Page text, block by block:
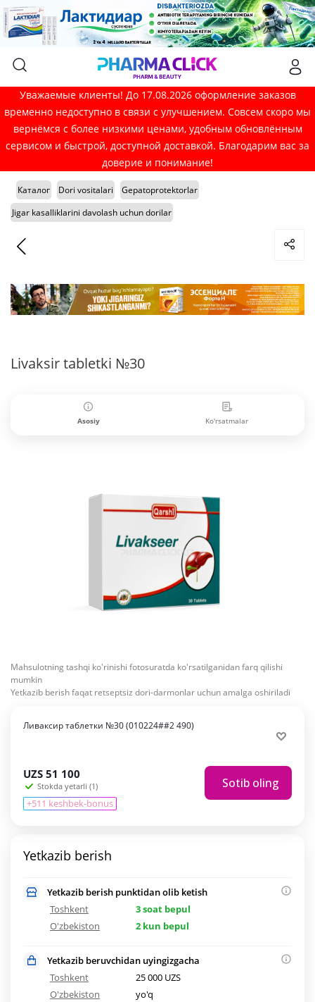
Уважаемые клиенты! До 17.08.2026 оформление заказов
временно недоступно в связи с улучшением. Совсем скоро мы
вернёмся с более низкими ценами, удобным обновлённым
сервисом и быстрой, доступной доставкой. Благодарим вас за
доверие и понимание!
Каталог Dori vositalari
Gepatoprotektorlar
Jigar kasalliklarini davolash uchun dorilar
Livaksir tabletki №30
Asosiy Ko'rsatmalar
Mahsulotning tashqi ko'rinishi fotosuratda ko'rsatilganidan farq qilishi
mumkin
Yetkazib berish faqat retseptsiz dori-darmonlar uchun amalga oshiriladi
Ливаксир таблетки №30 (010224##2 490)
UZS 51 100
Stokda yetarli (1)
+511 keshbek-bonus
Sotib oling
Yetkazib berish
Yetkazib berish punktidan olib ketish
Toshkent
3 soat bepul
O'zbekiston
2 kun bepul
Yetkazib beruvchidan uyingizgacha
Toshkent
25 000 UZS
O'zbekiston
yo'q